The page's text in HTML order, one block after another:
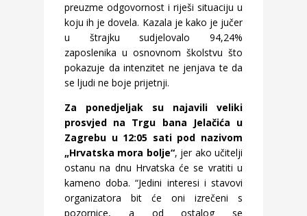
preuzme odgovornost i riješi situaciju u
koju ih je dovela. Kazala je kako je jučer
u štrajku sudjelovalo 94,24%
zaposlenika u osnovnom školstvu što
pokazuje da intenzitet ne jenjava te da
se ljudi ne boje prijetnji.
Za ponedjeljak su najavili veliki
prosvjed na Trgu bana Jelačića u
Zagrebu u 12:05 sati pod nazivom
„Hrvatska mora bolje“, jer ako učitelji
ostanu na dnu Hrvatska će se vratiti u
kameno doba. “Jedini interesi i stavovi
organizatora bit će oni izrečeni s
pozornice, a od ostalog se